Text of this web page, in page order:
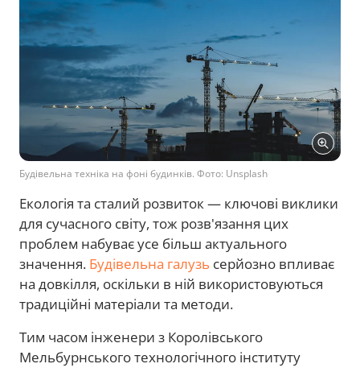
Будівельна техніка на фоні будинків. Фото: Unsplash
Екологія та сталий розвиток — ключові виклики
для сучасного світу, тож розв'язання цих
проблем набуває усе більш актуального
значення. Будівельна галузь серйозно впливає
на довкілля, оскільки в ній використовуються
традиційні матеріали та методи.
Тим часом інженери з Королівського
Мельбурнського технологічного інституту